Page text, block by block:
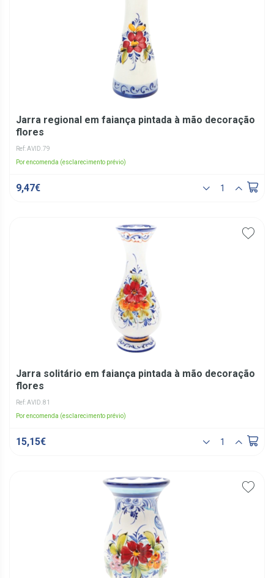
Jarra regional em faiança pintada à mão decoração
flores
Ref: AVID.79
Por encomenda (esclarecimento prévio)
9,47€
Jarra solitário em faiança pintada à mão decoração
flores
Ref: AVID.81
Por encomenda (esclarecimento prévio)
15,15€